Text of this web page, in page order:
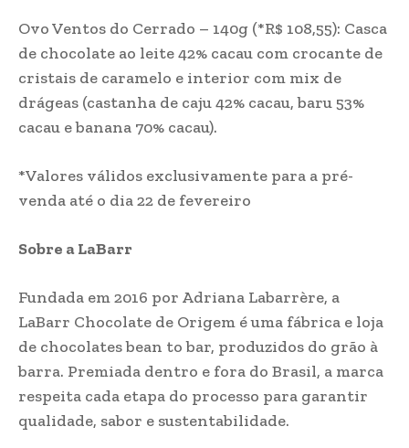
Ovo Ventos do Cerrado – 140g (*R$ 108,55): Casca
de chocolate ao leite 42% cacau com crocante de
cristais de caramelo e interior com mix de
drágeas (castanha de caju 42% cacau, baru 53%
cacau e banana 70% cacau).
*Valores válidos exclusivamente para a pré-
venda até o dia 22 de fevereiro
Sobre a LaBarr
Fundada em 2016 por Adriana Labarrère, a
LaBarr Chocolate de Origem é uma fábrica e loja
de chocolates bean to bar, produzidos do grão à
barra. Premiada dentro e fora do Brasil, a marca
respeita cada etapa do processo para garantir
qualidade, sabor e sustentabilidade.